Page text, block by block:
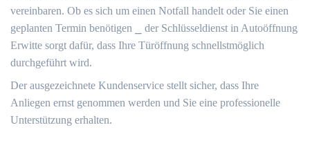
vereinbaren.​ Ob es sich um einen Notfall handelt oder Sie einen
geplanten Termin benötigen ⎯ der Schlüsseldienst in Autoöffnung
Erwitte sorgt dafür, dass Ihre Türöffnung schnellstmöglich
durchgeführt wird.​
Der ausgezeichnete Kundenservice stellt sicher, dass Ihre
Anliegen ernst genommen werden und Sie eine professionelle
Unterstützung erhalten.​